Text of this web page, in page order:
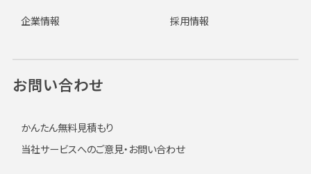
企業情報 採用情報
お問い合わせ
かんたん無料見積もり
当社サービスへのご意見・お問い合わせ